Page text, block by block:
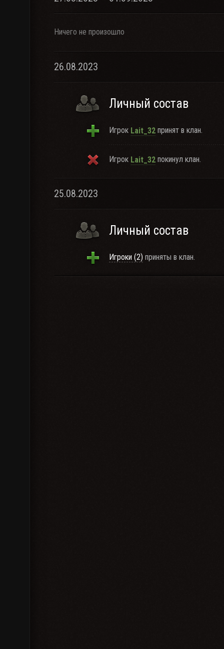
Ничего не произошло
26.08.2023
Личный состав
Игрок Lait_32 принят в клан.
Игрок Lait_32 покинул клан.
25.08.2023
Личный состав
Игроки (2) приняты в клан.